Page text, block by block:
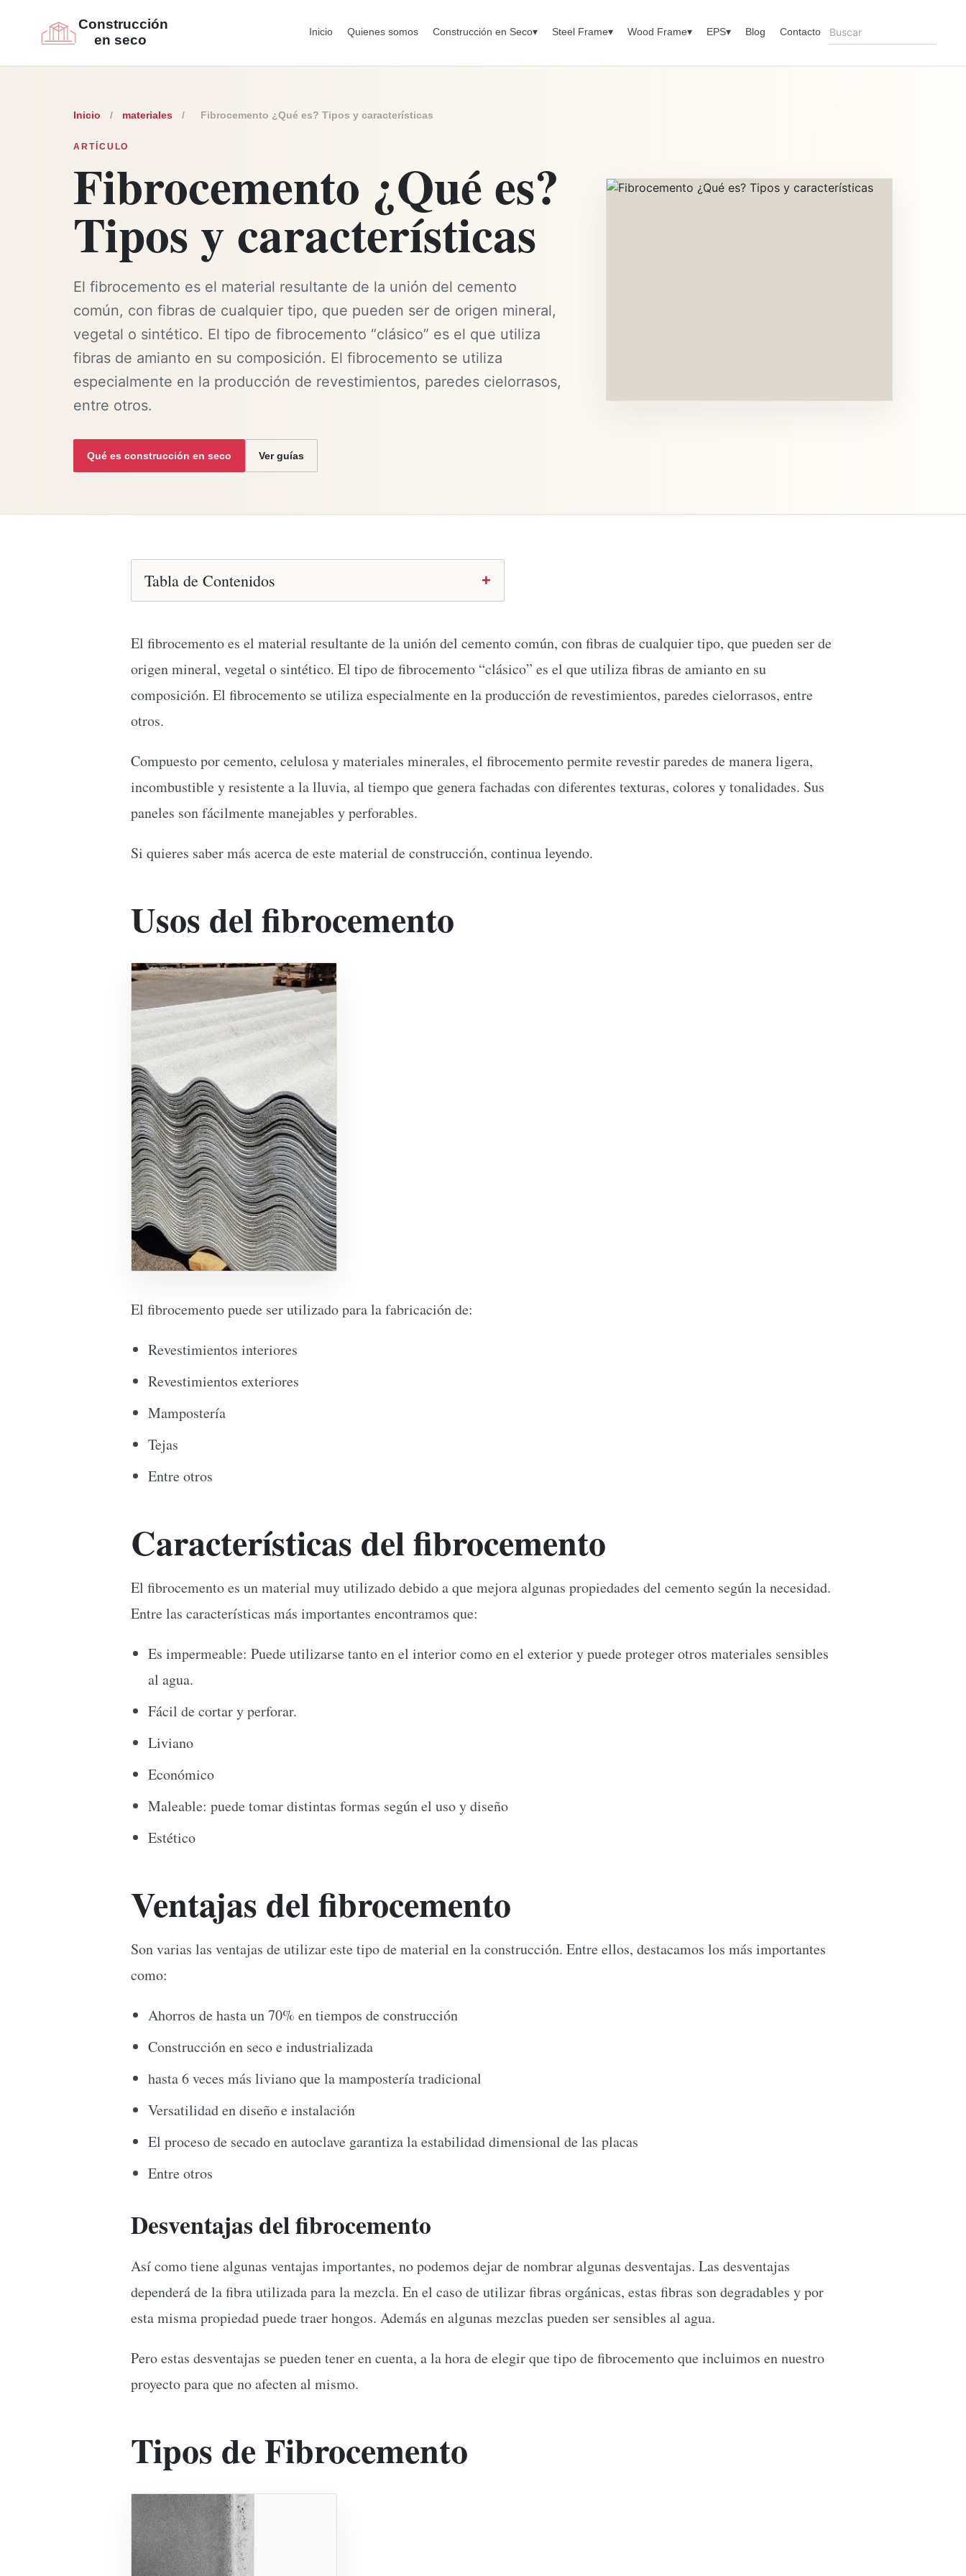
Inicio Quienes somos Construcción en Seco▾ Steel Frame▾ Wood Frame▾ EPS▾ Blog Contacto Buscar
Inicio / materiales / Fibrocemento ¿Qué es? Tipos y características
ARTÍCULO
Fibrocemento ¿Qué es?
Tipos y características
El fibrocemento es el material resultante de la unión del cemento
común, con fibras de cualquier tipo, que pueden ser de origen mineral,
vegetal o sintético. El tipo de fibrocemento “clásico” es el que utiliza
fibras de amianto en su composición. El fibrocemento se utiliza
especialmente en la producción de revestimientos, paredes cielorrasos,
entre otros.
Qué es construcción en seco Ver guías
Tabla de Contenidos
El fibrocemento es el material resultante de la unión del cemento común, con fibras de cualquier tipo, que pueden ser de
origen mineral, vegetal o sintético. El tipo de fibrocemento “clásico” es el que utiliza fibras de amianto en su
composición. El fibrocemento se utiliza especialmente en la producción de revestimientos, paredes cielorrasos, entre
otros.
Compuesto por cemento, celulosa y materiales minerales, el fibrocemento permite revestir paredes de manera ligera,
incombustible y resistente a la lluvia, al tiempo que genera fachadas con diferentes texturas, colores y tonalidades. Sus
paneles son fácilmente manejables y perforables.
Si quieres saber más acerca de este material de construcción, continua leyendo.
Usos del fibrocemento
El fibrocemento puede ser utilizado para la fabricación de:
Revestimientos interiores
Revestimientos exteriores
Mampostería
Tejas
Entre otros
Características del fibrocemento
El fibrocemento es un material muy utilizado debido a que mejora algunas propiedades del cemento según la necesidad.
Entre las características más importantes encontramos que:
Es impermeable: Puede utilizarse tanto en el interior como en el exterior y puede proteger otros materiales sensibles
al agua.
Fácil de cortar y perforar.
Liviano
Económico
Maleable: puede tomar distintas formas según el uso y diseño
Estético
Ventajas del fibrocemento
Son varias las ventajas de utilizar este tipo de material en la construcción. Entre ellos, destacamos los más importantes
como:
Ahorros de hasta un 70% en tiempos de construcción
Construcción en seco e industrializada
hasta 6 veces más liviano que la mampostería tradicional
Versatilidad en diseño e instalación
El proceso de secado en autoclave garantiza la estabilidad dimensional de las placas
Entre otros
Desventajas del fibrocemento
Así como tiene algunas ventajas importantes, no podemos dejar de nombrar algunas desventajas. Las desventajas
dependerá de la fibra utilizada para la mezcla. En el caso de utilizar fibras orgánicas, estas fibras son degradables y por
esta misma propiedad puede traer hongos. Además en algunas mezclas pueden ser sensibles al agua.
Pero estas desventajas se pueden tener en cuenta, a la hora de elegir que tipo de fibrocemento que incluimos en nuestro
proyecto para que no afecten al mismo.
Tipos de Fibrocemento